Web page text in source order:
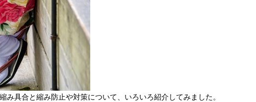
み具合と縮み防止や対策について、いろいろ紹介してみました。